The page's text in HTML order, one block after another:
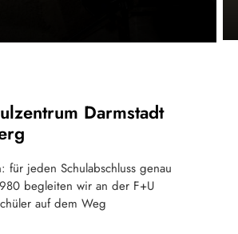
Darmstadt
für jeden Schulabschluss genau
begleiten wir an der F+U
auf dem Weg